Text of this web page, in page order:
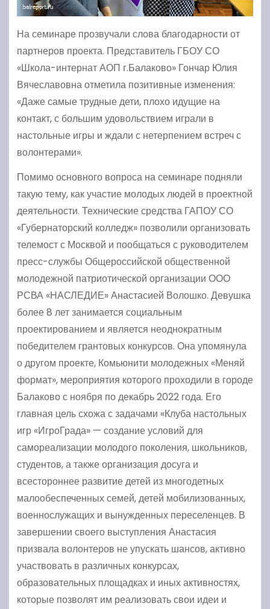
На семинаре прозвучали слова благодарности от
партнеров проекта. Представитель ГБОУ СО
«Школа-интернат АОП г.Балаково» Гончар Юлия
Вячеславовна отметила позитивные изменения:
«Даже самые трудные дети, плохо идущие на
контакт, с большим удовольствием играли в
настольные игры и ждали с нетерпением встреч с
волонтерами».
Помимо основного вопроса на семинаре подняли
такую тему, как участие молодых людей в проектной
деятельности. Технические средства ГАПОУ СО
«Губернаторский колледж» позволили организовать
телемост с Москвой и пообщаться с руководителем
пресс-службы Общероссийской общественной
молодежной патриотической организации ООО
РСВА «НАСЛЕДИЕ» Анастасией Волошко. Девушка
более 8 лет занимается социальным
проектированием и является неоднократным
победителем грантовых конкурсов. Она упомянула
о другом проекте, Комьюнити молодежных «Меняй
формат», мероприятия которого проходили в городе
Балаково с ноября по декабрь 2022 года. Его
главная цель схожа с задачами «Клуба настольных
игр «ИгроГрада» — создание условий для
самореализации молодого поколения, школьников,
студентов, а также организация досуга и
всестороннее развитие детей из многодетных
малообеспеченных семей, детей мобилизованных,
военнослужащих и вынужденных переселенцев. В
завершении своего выступления Анастасия
призвала волонтеров не упускать шансов, активно
участвовать в различных конкурсах,
образовательных площадках и иных активностях,
которые позволят им реализовать свои идеи и